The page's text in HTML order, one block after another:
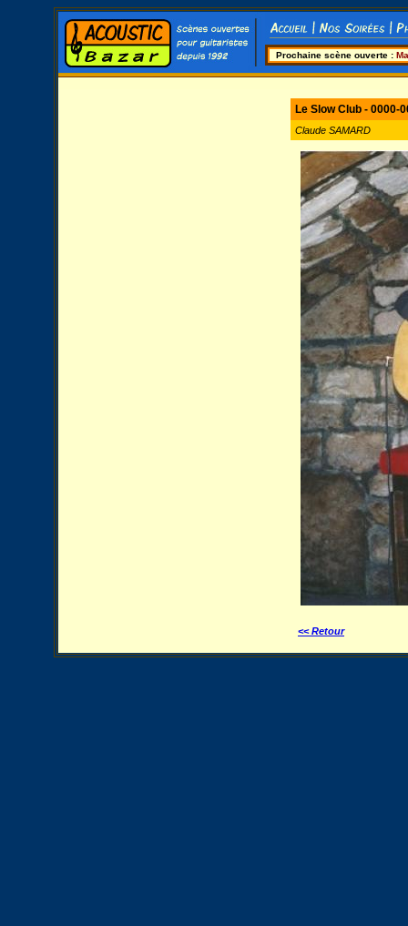
Prochaine scène ouverte :
Le Slow Club - 0000-
Claude SAMARD
<< Retour